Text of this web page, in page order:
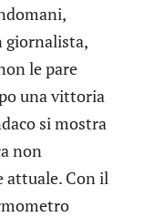
giornalista,
le pare
una vittoria
si mostra
non
attuale. Con il